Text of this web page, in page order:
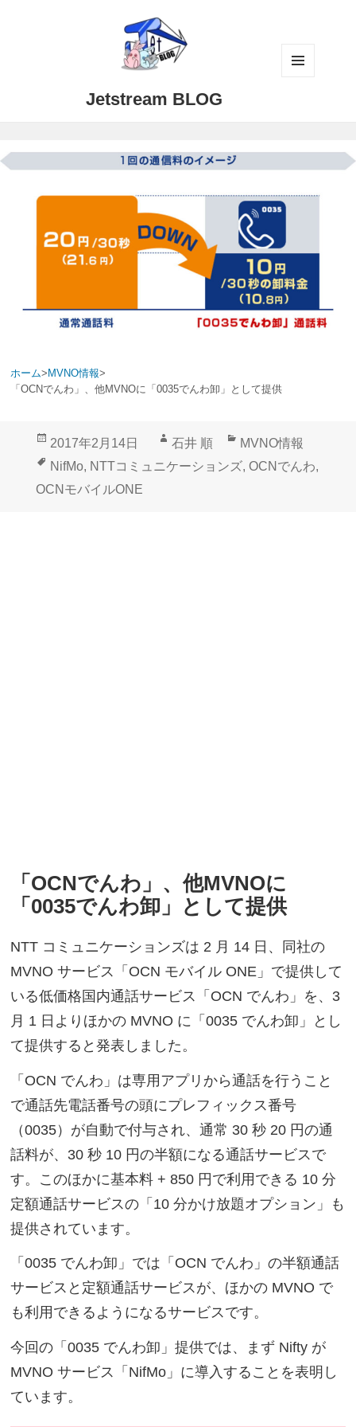
Jetstream BLOG
ホーム> MVNO情報>
「OCNでんわ」、他MVNOに「0035でんわ卸」として提供
投
稿
日:
2017年2月14日
作
成
石井 順
カ
テ
MVNO情報
タ
グ
NifMo, NTTコミュニケーションズ, OCNでんわ,
OCNモバイルONE
「OCNでんわ」、他MVNOに
「0035でんわ卸」として提供
NTT コミュニケーションズは 2 月 14 日、同社の
MVNO サービス「OCN モバイル ONE」で提供して
いる低価格国内通話サービス「OCN でんわ」を、3
月 1 日よりほかの MVNO に「0035 でんわ卸」とし
て提供すると発表しました。
「OCN でんわ」は専用アプリから通話を行うこと
で通話先電話番号の頭にプレフィックス番号
（0035）が自動で付与され、通常 30 秒 20 円の通
話料が、30 秒 10 円の半額になる通話サービスで
す。このほかに基本料 + 850 円で利用できる 10 分
定額通話サービスの「10 分かけ放題オプション」も
提供されています。
「0035 でんわ卸」では「OCN でんわ」の半額通話
サービスと定額通話サービスが、ほかの MVNO で
も利用できるようになるサービスです。
今回の「0035 でんわ卸」提供では、まず Nifty が
MVNO サービス「NifMo」に導入することを表明し
ています。